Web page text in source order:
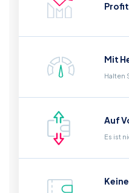
Mit
Halten
Auf
Es ist